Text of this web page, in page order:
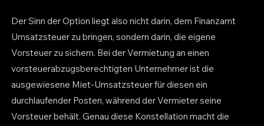
Der Sinn der Option liegt also nicht darin, dem Finanzamt
Umsatzsteuer zu bringen, sondern darin, die eigene
Vorsteuer zu sichern. Bei der Vermietung an einen
vorsteuerabzugsberechtigten Unternehmer ist die
ausgewiesene Miet-Umsatzsteuer für diesen ein
durchlaufender Posten, während der Vermieter seine
Vorsteuer behält. Genau diese Konstellation macht die